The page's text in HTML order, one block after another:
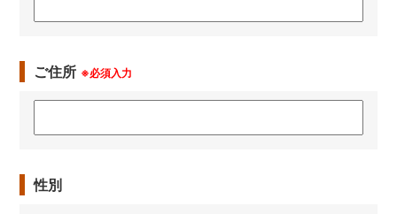
ご住所 ※必須入力
性別